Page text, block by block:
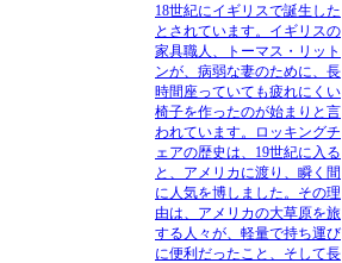
18世紀にイギリスで誕生した
とされています。イギリスの
家具職人、トーマス・リット
ンが、病弱な妻のために、長
時間座っていても疲れにくい
椅子を作ったのが始まりと言
われています。
ロッキングチ
ェアの歴史は、19世紀に入る
と、アメリカに渡り、瞬く間
に人気を博しました。その理
由は、アメリカの大草原を旅
する人々が、軽量で持ち運び
に便利だったこと、そして長